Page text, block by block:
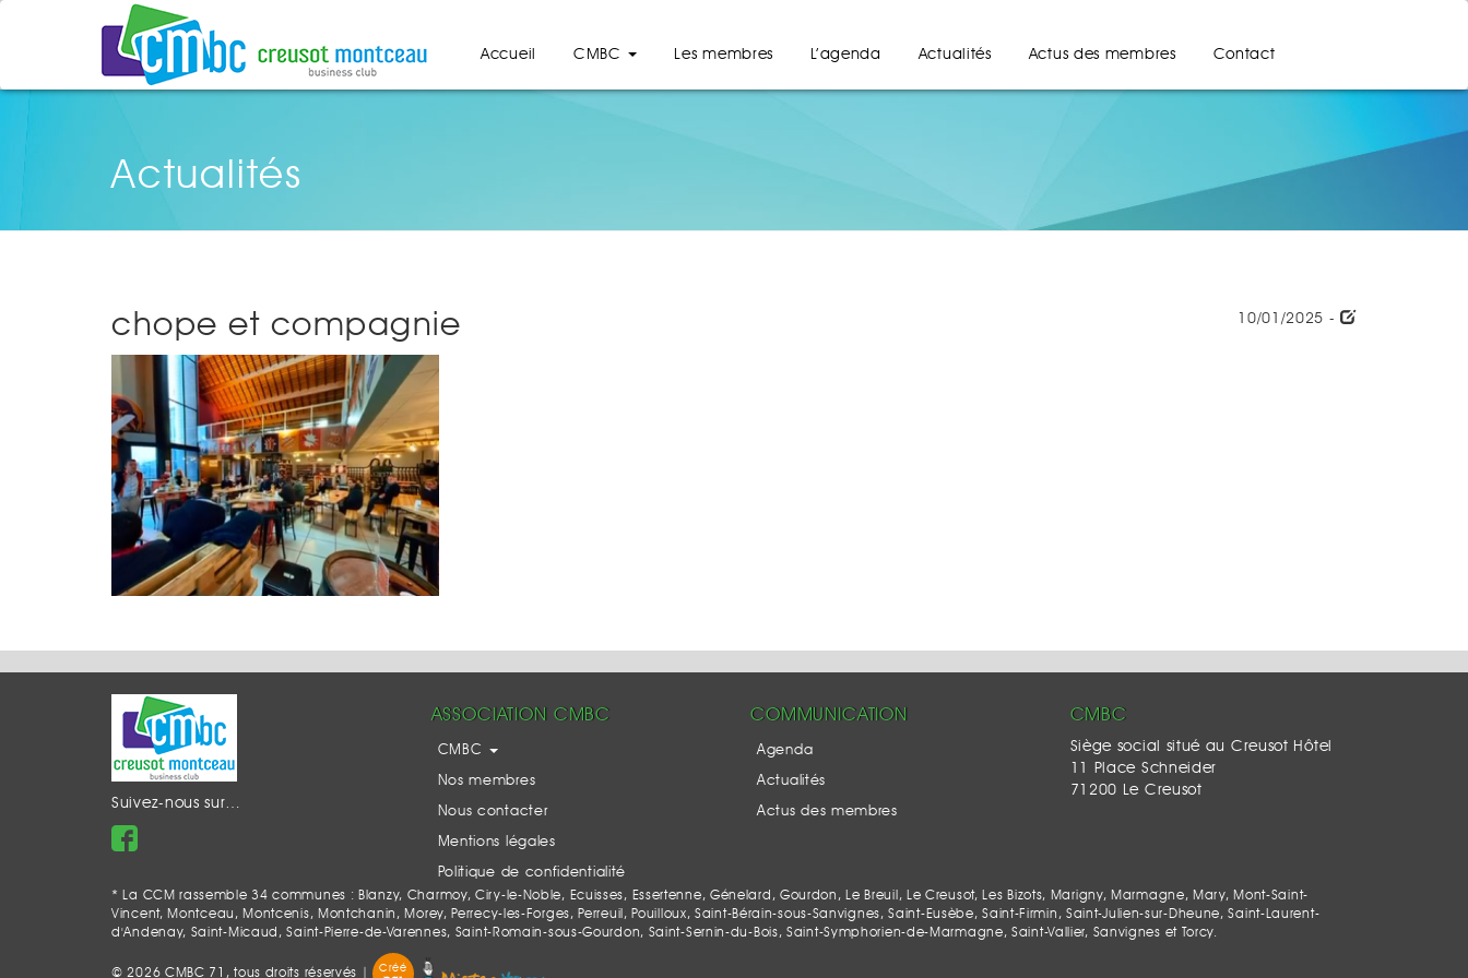
Accueil CMBC Les membres L’agenda Actualités Actus des membres Contact
Actualités
10/01/2025 -
chope et compagnie
Suivez-nous sur…
ASSOCIATION CMBC
CMBC
Nos membres
Nous contacter
Mentions légales
Politique de confidentialité
COMMUNICATION
Agenda
Actualités
Actus des membres
CMBC
Siège social situé au Creusot Hôtel
11 Place Schneider
71200 Le Creusot
* La CCM rassemble 34 communes : Blanzy, Charmoy, Ciry-le-Noble, Ecuisses, Essertenne, Génelard, Gourdon, Le Breuil, Le Creusot, Les Bizots, Marigny, Marmagne, Mary, Mont-Saint-
Vincent, Montceau, Montcenis, Montchanin, Morey, Perrecy-les-Forges, Perreuil, Pouilloux, Saint-Bérain-sous-Sanvignes, Saint-Eusèbe, Saint-Firmin, Saint-Julien-sur-Dheune, Saint-Laurent-
d'Andenay, Saint-Micaud, Saint-Pierre-de-Varennes, Saint-Romain-sous-Gourdon, Saint-Sernin-du-Bois, Saint-Symphorien-de-Marmagne, Saint-Vallier, Sanvignes et Torcy.
© 2026 CMBC 71, tous droits réservés |
Créé